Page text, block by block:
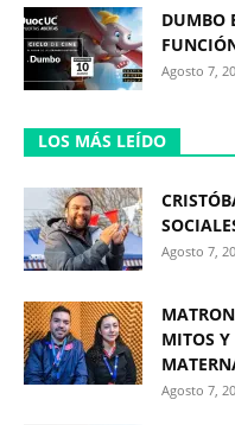
DUMBO
Agosto 7,
LOS MÁS LEÍDO
Agosto 7,
MITOS
Agosto 7,